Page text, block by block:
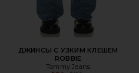
ДЖИНСЫ С УЗКИМ КЛЕШЕМ
ROBBIE
Tommy Jeans